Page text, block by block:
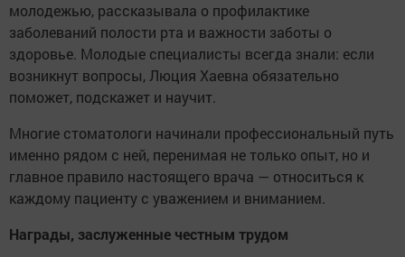
молодежью, рассказывала о профилактике
заболеваний полости рта и важности заботы о
здоровье. Молодые специалисты всегда знали: если
возникнут вопросы, Люция Хаевна обязательно
поможет, подскажет и научит.
Многие стоматологи начинали профессиональный путь
именно рядом с ней, перенимая не только опыт, но и
главное правило настоящего врача — относиться к
каждому пациенту с уважением и вниманием.
Награды, заслуженные честным трудом